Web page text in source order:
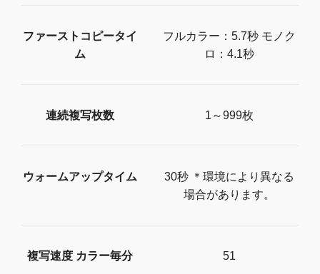
ファーストコピータイ
ム
フルカラー：5.7秒 モノク
ロ：4.1秒
連続複写枚数 1～999枚
ウォームアップタイム
30秒 ＊環境により異なる
場合があります。
複写速度 カラー毎分 51